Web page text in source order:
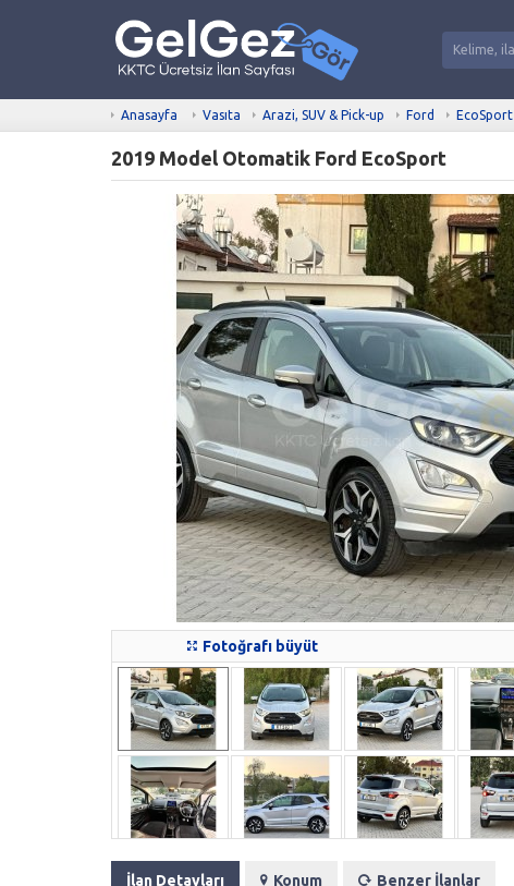
Anasayfa Vasıta Arazi, SUV & Pick-up Ford EcoSport
2019 Model Otomatik Ford EcoSport
Fotoğrafı büyüt
İlan Detayları Konum Benzer İlanlar